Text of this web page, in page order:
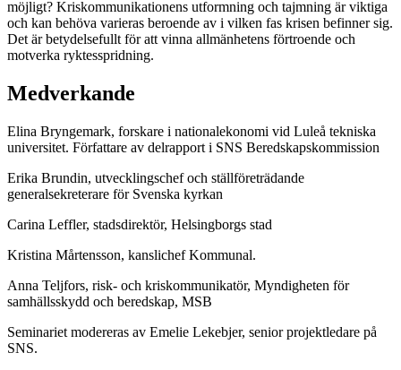
möjligt? Kriskommunikationens utformning och tajmning är viktiga
och kan behöva varieras beroende av i vilken fas krisen befinner sig.
Det är betydelsefullt för att vinna allmänhetens förtroende och
motverka ryktesspridning.
Medverkande
Elina Bryngemark, forskare i nationalekonomi vid Luleå tekniska
universitet. Författare av delrapport i SNS Beredskapskommission
Erika Brundin, utvecklingschef och ställföreträdande
generalsekreterare för Svenska kyrkan
Carina Leffler, stadsdirektör, Helsingborgs stad
Kristina Mårtensson, kanslichef Kommunal.
Anna Teljfors, risk- och kriskommunikatör, Myndigheten för
samhällsskydd och beredskap, MSB
Seminariet modereras av Emelie Lekebjer, senior projektledare på
SNS.